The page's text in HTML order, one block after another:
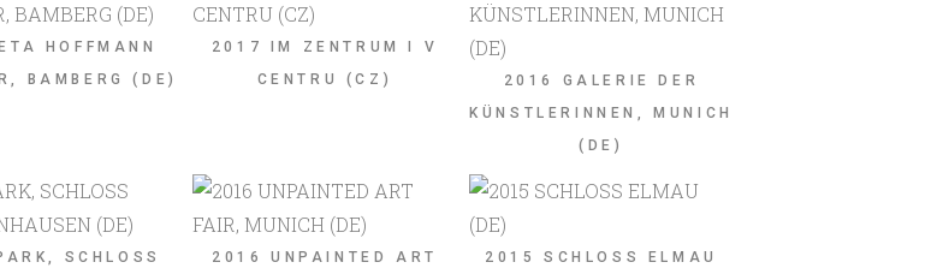
HOFFMANN
BAMBERG (DE)
2017 IM ZENTRUM I V
CENTRU (CZ)
2016 GALERIE DER
KÜNSTLERINNEN, MUNICH
(DE)
SCHLOSS
2016 UNPAINTED ART
2015 SCHLOSS ELMAU